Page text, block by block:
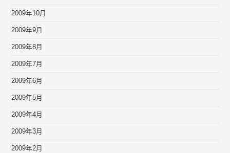
2009年10月
2009年9月
2009年8月
2009年7月
2009年6月
2009年5月
2009年4月
2009年3月
2009年2月